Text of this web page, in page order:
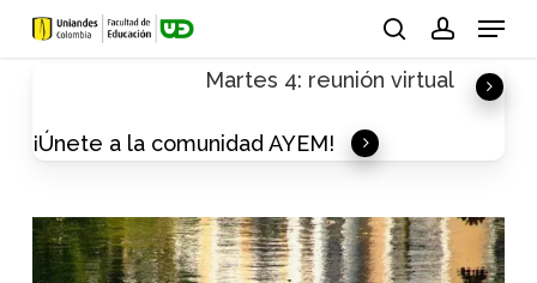
Skip
Menu
Martes 4: reunión virtual
¡Únete a la comunidad AYEM!